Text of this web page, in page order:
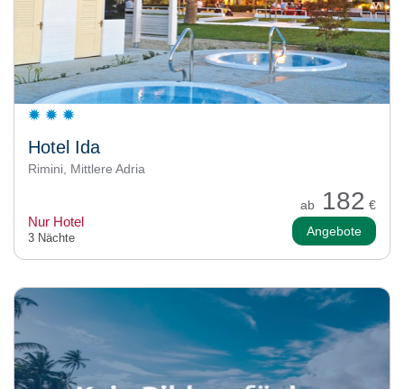
Hotel Ida
Rimini, Mittlere Adria
ab 182 €
Nur Hotel
3 Nächte Angebote